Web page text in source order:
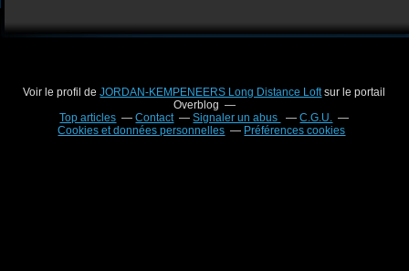
Voir le profil deJORDAN-KEMPENEERS Long Distance Loftsur le portail
Overblog
Top articles
Contact Signaler un abus
C.G.U.
Cookies et données personnelles
Préférences cookies